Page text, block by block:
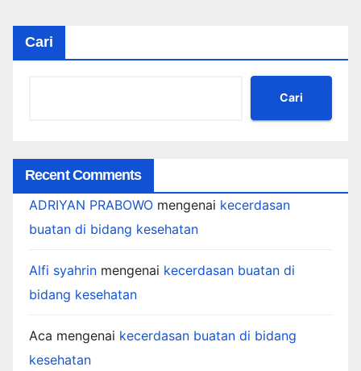
Cari
Cari
Recent Comments
ADRIYAN PRABOWO mengenai kecerdasan
buatan di bidang kesehatan
Alfi syahrin mengenai kecerdasan buatan di
bidang kesehatan
Aca mengenai kecerdasan buatan di bidang
kesehatan